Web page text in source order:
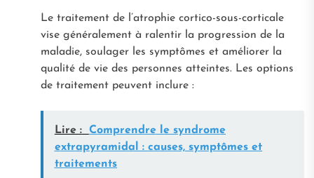
Le traitement de l’atrophie cortico-sous-corticale
vise généralement à ralentir la progression de la
maladie, soulager les symptômes et améliorer la
qualité de vie des personnes atteintes. Les options
de traitement peuvent inclure :
Lire :
Comprendre le syndrome
extrapyramidal : causes, symptômes et
traitements